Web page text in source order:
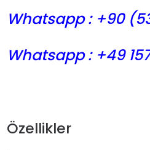
Whatsapp : +90
Whatsapp : +49
Özellikler